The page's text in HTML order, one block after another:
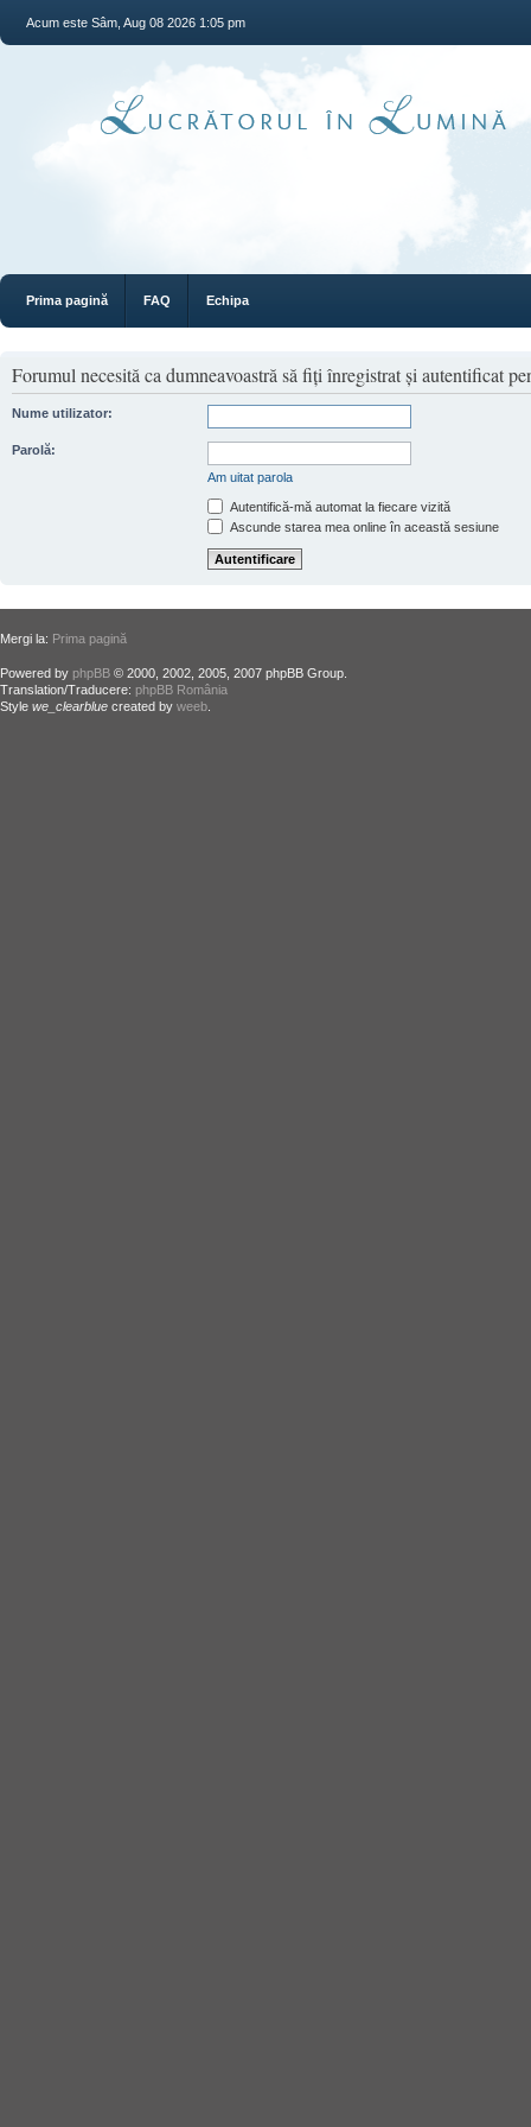
Acum este Sâm, Aug 08 2026 1:05 pm
Prima pagină FAQ Echipa
Forumul necesită ca dumneavoastră să fiţi înregistrat şi autentificat
Nume utilizator:
Parolă:
Am uitat parola
Autentifică-mă automat la fiecare vizită
Ascunde starea mea online în această sesiune
Mergi la: Prima pagină
Powered by phpBB © 2000, 2002, 2005, 2007 phpBB Group.
Translation/Traducere: phpBB România
Style we_clearblue created by weeb